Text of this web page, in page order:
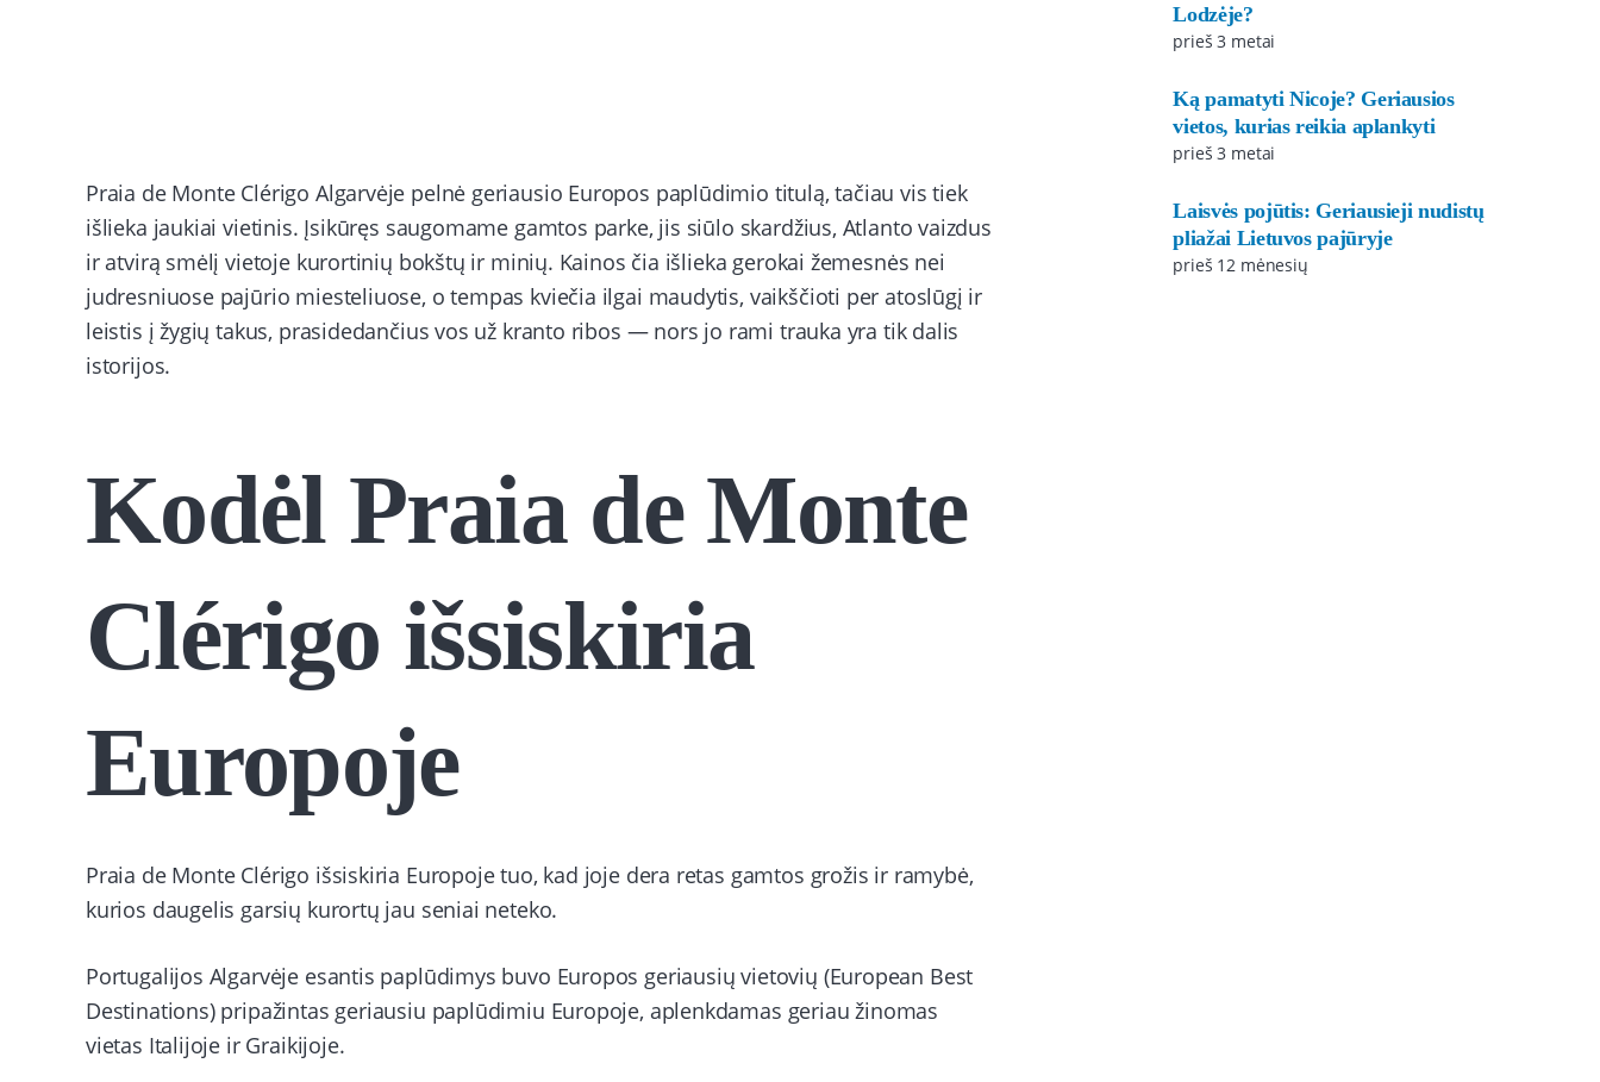
Praia de Monte Clérigo Algarvėje pelnė geriausio Europos paplūdimio titulą, tačiau vis tiek
išlieka jaukiai vietinis. Įsikūręs saugomame gamtos parke, jis siūlo skardžius, Atlanto vaizdus
ir atvirą smėlį vietoje kurortinių bokštų ir minių. Kainos čia išlieka gerokai žemesnės nei
judresniuose pajūrio miesteliuose, o tempas kviečia ilgai maudytis, vaikščioti per atoslūgį ir
leistis į žygių takus, prasidedančius vos už kranto ribos — nors jo rami trauka yra tik dalis
istorijos.
Kodėl Praia de Monte
Clérigo išsiskiria
Europoje
Praia de Monte Clérigo išsiskiria Europoje tuo, kad joje dera retas gamtos grožis ir ramybė,
kurios daugelis garsių kurortų jau seniai neteko.
Portugalijos Algarvėje esantis paplūdimys buvo Europos geriausių vietovių (European Best
Destinations) pripažintas geriausiu paplūdimiu Europoje, aplenkdamas geriau žinomas
vietas Italijoje ir Graikijoje.
Lodzėje?
prieš 3 metai
Ką pamatyti Nicoje? Geriausios
vietos, kurias reikia aplankyti
prieš 3 metai
Laisvės pojūtis: Geriausieji nudistų
pliažai Lietuvos pajūryje
prieš 12 mėnesių